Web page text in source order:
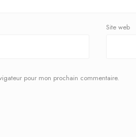
Site web
pour mon prochain commentaire.